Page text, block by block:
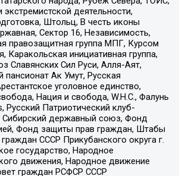
деятельности,
Штольц, В честь иконы
Сектор 16, Независимость,
правозащитная группа МПГ, Курсом
Каракольская инициативная группа,
Славянских Сил Руси, Алля-Аят,
пансионат Ак Умут, Русская
уголовное единство,
Нация и свобода, W.H.С., Фалунь
Патриотический клуб-
державный союз, Фонд
Фонд защиты прав граждан, Штабы
СССР Прикубанского округа г.
государство, Народное
движения, Народное движение
граждан РСФСР СССР